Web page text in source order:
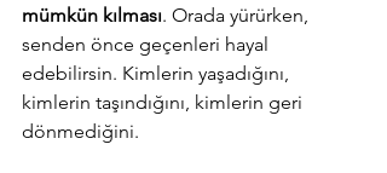
mümkün kılması. Orada yürürken,
senden önce geçenleri hayal
edebilirsin. Kimlerin yaşadığını,
kimlerin taşındığını, kimlerin geri
dönmediğini.